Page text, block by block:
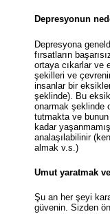
Depresyonun
Depresyona
fırsatların
ortaya cıkarlar ve
şekilleri ve
insanlar bir
şeklinde). Bu
onarmak şeklinde
tutmakta ve
kadar
analaşılabilinir
almak v.s.)
Umut yaratmak
Şu an her şeyi
güvenin. Sizden